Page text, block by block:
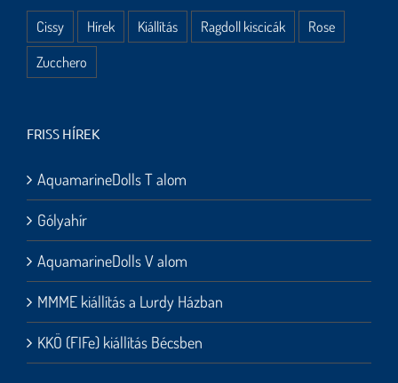
Cissy Hírek Kiállítás Ragdoll kiscicák
Rose
Zucchero
FRISS HÍREK
AquamarineDolls T alom
Gólyahír
AquamarineDolls V alom
MMME kiállítás a Lurdy Házban
KKÖ (FIFe) kiállítás Bécsben